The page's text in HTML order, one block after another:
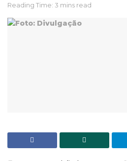
Reading Time: 3 mins read